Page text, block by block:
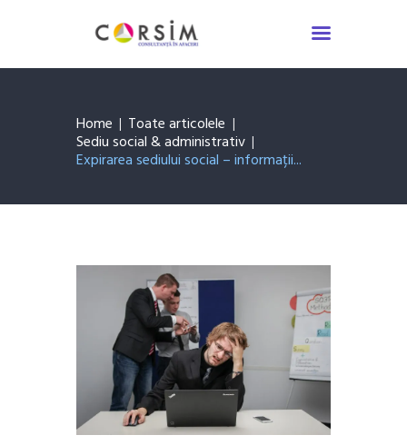
Home Toate articolele
Sediu social & administrativ
Expirarea sediului social – informații...
Servicii Consultanță
De știut
Contact